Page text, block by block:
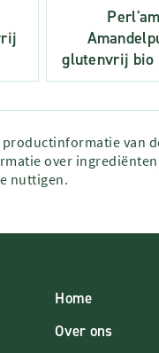
glutenvrij bio
over
nuttigen.
Home
Over ons